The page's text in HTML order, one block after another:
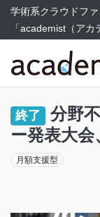
学術系クラウドフ
「academist（アカ
終了
分野
ー発表大
月額支援型